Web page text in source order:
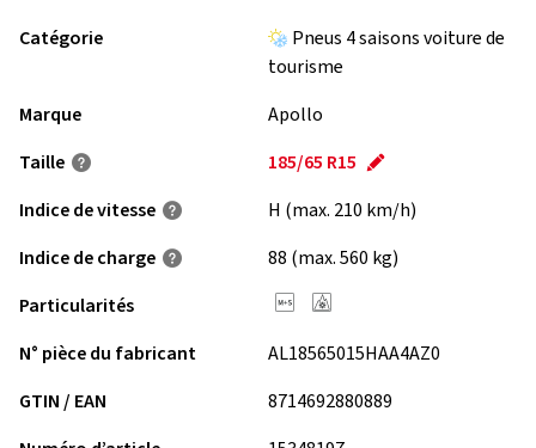
Catégorie
Pneus 4 saisons voiture de
tourisme
Marque
Apollo
Taille
185/65 R15
Indice de vitesse
H (max. 210 km/h)
Indice de charge
88 (max. 560 kg)
Particularités
N° pièce du fabricant
AL18565015HAA4AZ0
GTIN / EAN
8714692880889